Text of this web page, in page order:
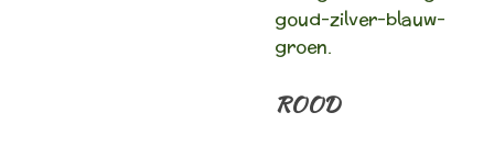
goud-zilver-blauw-
groen.
ROOD